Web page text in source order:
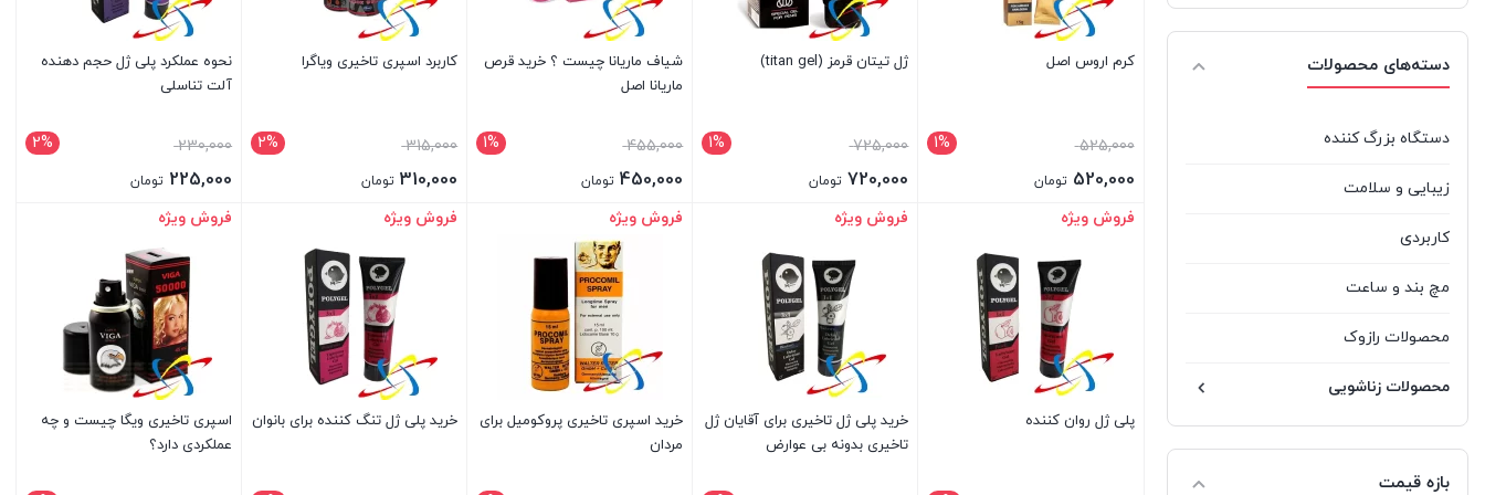
دسته‌های محصولات
دستگاه بزرگ کننده
زیبایی و سلامت
کاربردی
مچ بند و ساعت
محصولات رازوک
محصولات زناشویی
بازه قیمت
کرم اروس اصل
1% 525,000قیمت
اصلی520,000 تومان
قیمت
520,000 تومان
بستن
ژل تیتان قرمز (titan gel)
1% 725,000قیمت
اصلی720,000 تومان
قیمت
720,000 تومان
بستن
شیاف ماریانا چیست ؟ خرید قرص
ماریانا اصل
1% 455,000قیمت
اصلی
بود.
450,000 تومان
قیمت
450,000 تومان
بستن
کاربرد اسپری تاخیری ویاگرا
2% 315,000قیمت
اصلی310,000 تومان
قیمت
310,000 تومان
بستن
نحوه عملکرد پلی ژل حجم دهنده
آلت تناسلی
2% 230,000قیمت
اصلی225,000 تومان
قیمت
225,000 تومان
بستن فروش ویژه
پلی ژل روان کننده
فروش ویژه
خرید پلی ژل تاخیری برای آقایان ژل
تاخیری بدونه بی عوارض
فروش ویژه
خرید اسپری تاخیری پروکومیل برای
مردان
فروش ویژه
خرید پلی ژل تنگ کننده برای بانوان
فروش ویژه
اسپری تاخیری ویگا چیست و چه
عملکردی دارد؟